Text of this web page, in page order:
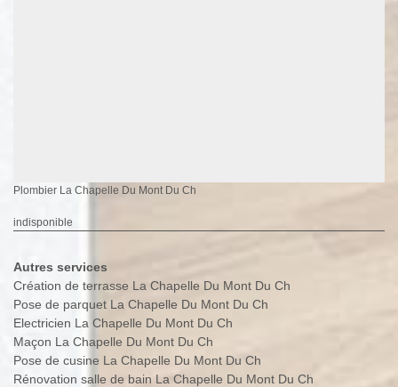
Plombier La Chapelle Du Mont Du Ch
indisponible
Autres services
Création de terrasse La Chapelle Du Mont Du Ch
Pose de parquet La Chapelle Du Mont Du Ch
Electricien La Chapelle Du Mont Du Ch
Maçon La Chapelle Du Mont Du Ch
Pose de cusine La Chapelle Du Mont Du Ch
Rénovation salle de bain La Chapelle Du Mont Du Ch